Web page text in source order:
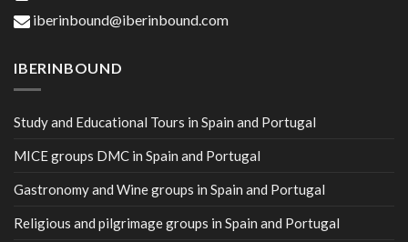
iberinbound@iberinbound.com
IBERINBOUND
Study and Educational Tours in Spain and Portugal
MICE groups DMC in Spain and Portugal
Gastronomy and Wine groups in Spain and Portugal
Religious and pilgrimage groups in Spain and Portugal